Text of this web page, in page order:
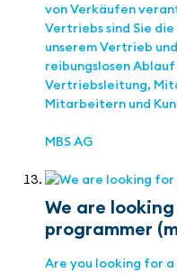
von Verkäufen
Vertriebs sind Sie
unserem Vertrieb
reibungslosen
Vertriebsleitung,
Mitarbeitern und
MBS AG
We are
programmer
Are you looking for a